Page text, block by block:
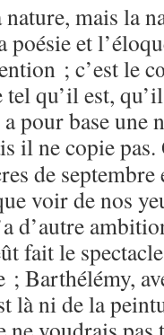
mais la
et
; c’est le
qu’il est,
pour base une
il ne copie
de
voir de nos
d’autre
fait le
; Barthélémy,
là ni de la